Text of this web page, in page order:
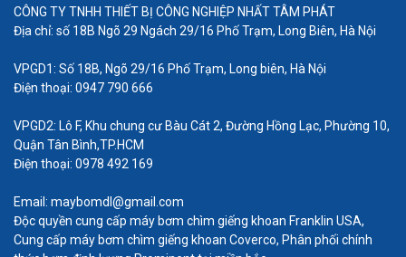
nước thải như bể hiếu khí, bể phân hủy sinh học và
cung cấp oxy đủ lượng cho vi sinh vật trong quá
trình xử lý.
Hiệu suất của máy thổi khí:
Hiệu suất này liên quan đến khả năng tạo ra lưu
lượng khí cần thiết và áp lực để hòa tan oxy vào
CÔNG TY TNHH THIẾT BỊ CÔNG NGHIỆP NHẤT TÂM PHÁT
Địa chỉ: số 18B Ngõ 29 Ngách 29/16 Phố Trạm, Long Biên, Hà Nội
VPGD1: Số 18B, Ngõ 29/16 Phố Trạm, Long biên, Hà Nội
Điện thoại: 0947 790 666
VPGD2: Lô F, Khu chung cư Bàu Cát 2, Đường Hồng Lạc, Phường 10,
Quận Tân Bình,TP.HCM
Điện thoại: 0978 492 169
Email: maybomdl@gmail.com
Độc quyền cung cấp máy bơm chìm giếng khoan Franklin USA,
Cung cấp máy bơm chìm giếng khoan Coverco, Phân phối chính